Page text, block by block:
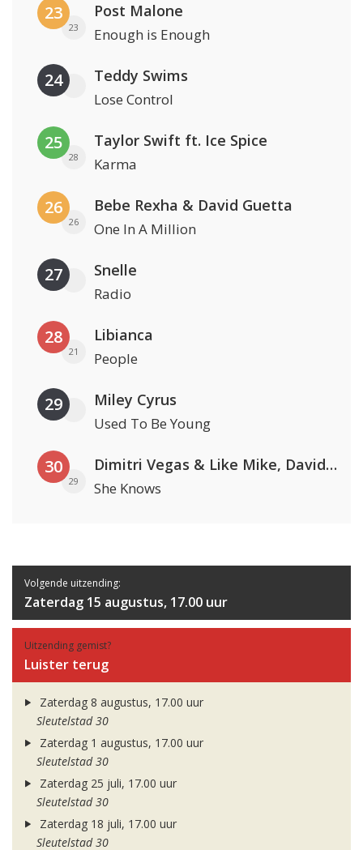
23
23
Post Malone
Enough is Enough
24 Teddy Swims
Lose Control
25
28
Taylor Swift ft. Ice Spice
Karma
26
26
Bebe Rexha & David Guetta
One In A Million
27 Snelle
Radio
28
21
Libianca
People
29 Miley Cyrus
Used To Be Young
30
29
Dimitri Vegas & Like Mike, David Guetta & Afro Bros ft. Akon
She Knows
Volgende uitzending:
Zaterdag 15 augustus, 17.00 uur
Uitzending gemist?
Luister terug
Zaterdag 8 augustus, 17.00 uur
Sleutelstad 30
Zaterdag 1 augustus, 17.00 uur
Sleutelstad 30
Zaterdag 25 juli, 17.00 uur
Sleutelstad 30
Zaterdag 18 juli, 17.00 uur
Sleutelstad 30